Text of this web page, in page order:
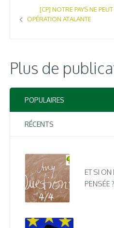
[CP] NOTRE PAYS NE
OPÉRATION ATALANTE
Plus de
POPULAIRES
RÉCENTS
ET SI ON
PENSÉE ?